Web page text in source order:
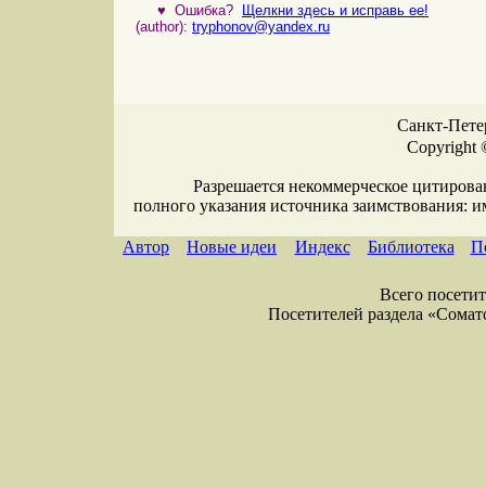
♥ Ошибка?
Щелкни здесь и исправь ее!
(author): tryphonov@yandex.ru
Санкт-
Copyright
Разрешается некоммерческое
полного указания источника заимствования:
Автор Новые идеи Индекс Библиотека
Всего
Посетителей раздела